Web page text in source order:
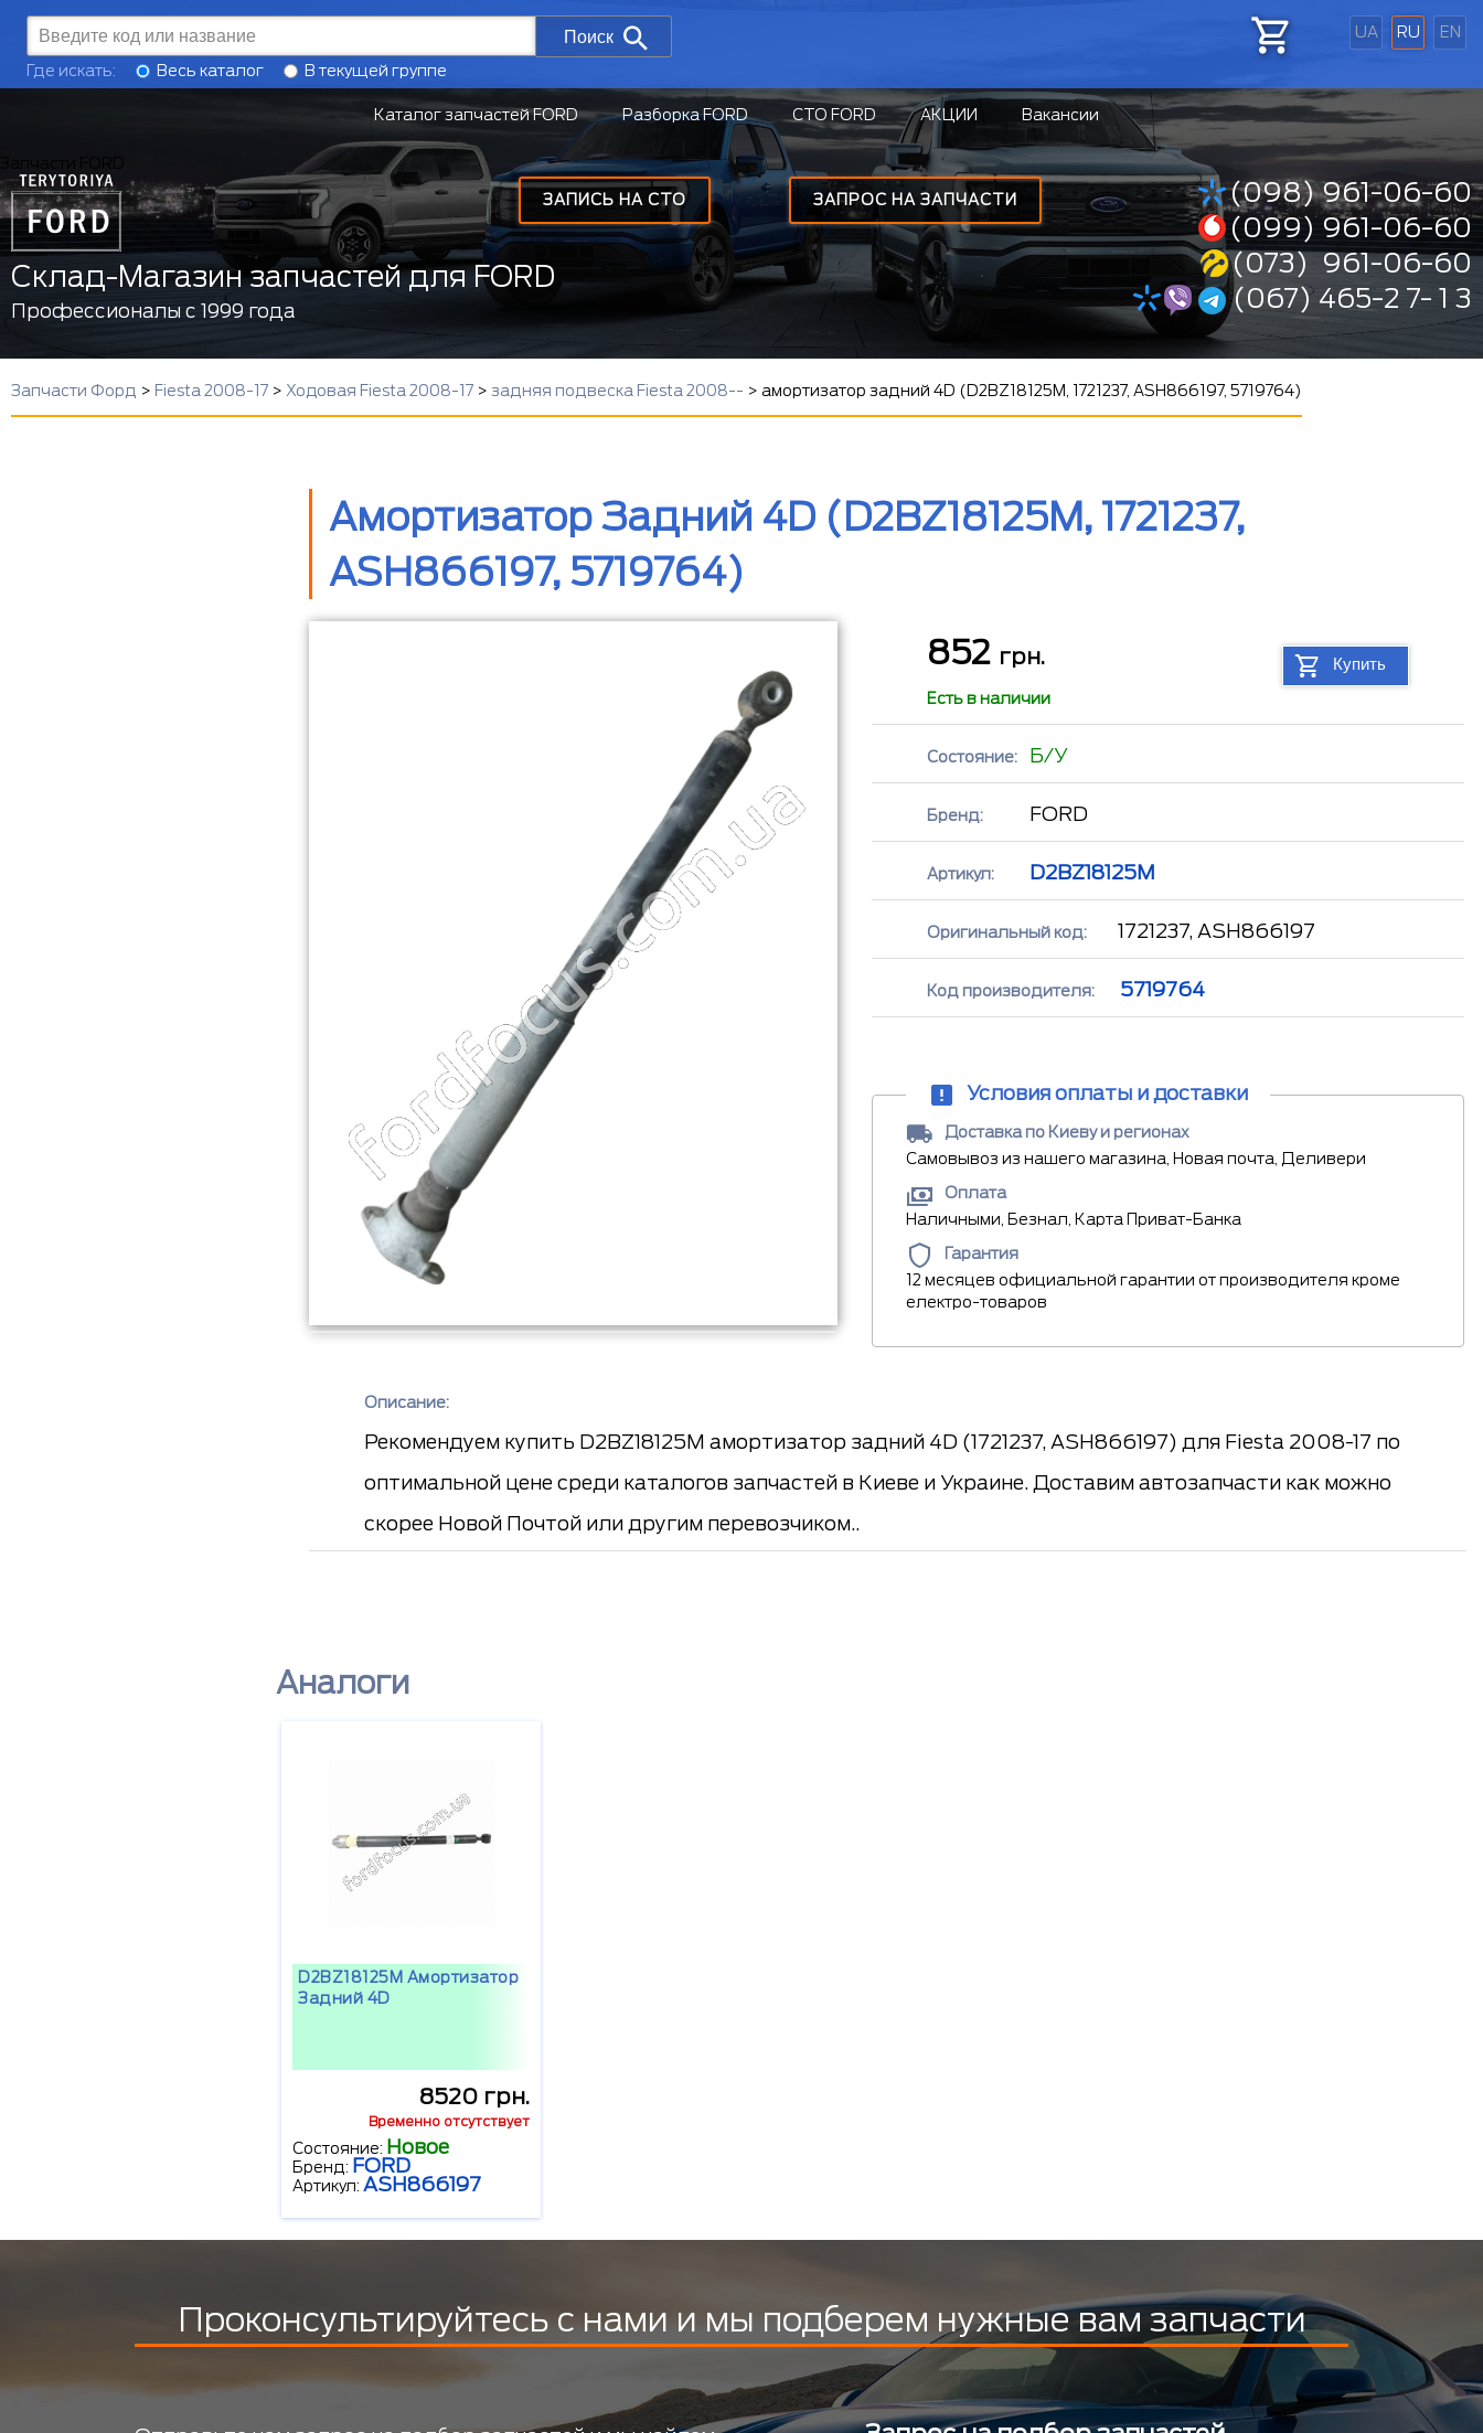
UA RU EN
ЗАПРОС НА ЗАПЧАСТИ
ЗАПИСЬ НА СТО
Поиск
Где искать: Весь каталог В текущей группе
Каталог запчастей FORD Разборка FORD СТО FORD АКЦИИ Вакансии
Склад-Магазин запчастей для FORD
Профессионалы с 1999 года
(098) 961-06-60
(099) 961-06-60
(073) 961-06-60
(067) 465-2 7- 1 3
Запчасти Форд > Fiesta 2008-17 > Ходовая Fiesta 2008-17 > задняя подвеска Fiesta 2008-- > амортизатор задний 4D (D2BZ18125M, 1721237, ASH866197, 5719764)
Амортизатор Задний 4D (D2BZ18125M, 1721237,
ASH866197, 5719764)
852 грн. Купить
Есть в наличии
Состояние: Б/У
Бренд: FORD
Артикул: D2BZ18125M
Оригинальный код: 1721237, ASH866197
Код производителя: 5719764
Условия оплаты и доставки
Доставка по Киеву и регионах
Самовывоз из нашего магазина, Новая почта, Деливери
Оплата
Наличными, Безнал, Карта Приват-Банка
Гарантия
12 месяцев официальной гарантии от производителя кроме
електро-товаров
Описание:
Рекомендуем купить D2BZ18125M амортизатор задний 4D (1721237, ASH866197) для Fiesta 2008-17 по
оптимальной цене среди каталогов запчастей в Киеве и Украине. Доставим автозапчасти как можно
скорее Новой Почтой или другим перевозчиком..
Аналоги
D2BZ18125M Амортизатор
Задний 4D
8520 грн.
Временно отсутствует
Состояние: Новое
Бренд: FORD
Артикул: ASH866197
Проконсультируйтесь с нами и мы подберем нужные вам запчасти